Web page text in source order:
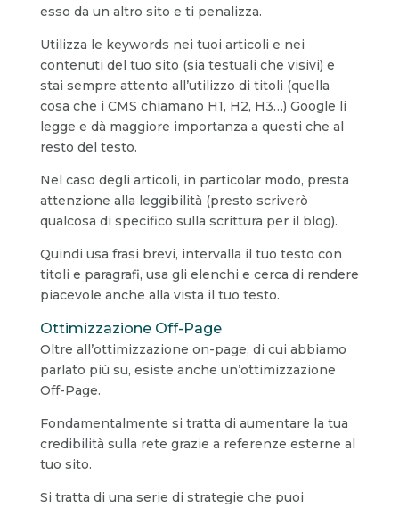
esso da un altro sito e ti penalizza.
Utilizza le keywords nei tuoi articoli e nei
contenuti del tuo sito (sia testuali che visivi) e
stai sempre attento all’utilizzo di titoli (quella
cosa che i CMS chiamano H1, H2, H3…) Google li
legge e dà maggiore importanza a questi che al
resto del testo.
Nel caso degli articoli, in particolar modo, presta
attenzione alla leggibilità (presto scriverò
qualcosa di specifico sulla scrittura per il blog).
Quindi usa frasi brevi, intervalla il tuo testo con
titoli e paragrafi, usa gli elenchi e cerca di rendere
piacevole anche alla vista il tuo testo.
Ottimizzazione Off-Page
Oltre all’ottimizzazione on-page, di cui abbiamo
parlato più su, esiste anche un’ottimizzazione
Off-Page.
Fondamentalmente si tratta di aumentare la tua
credibilità sulla rete grazie a referenze esterne al
tuo sito.
Si tratta di una serie di strategie che puoi